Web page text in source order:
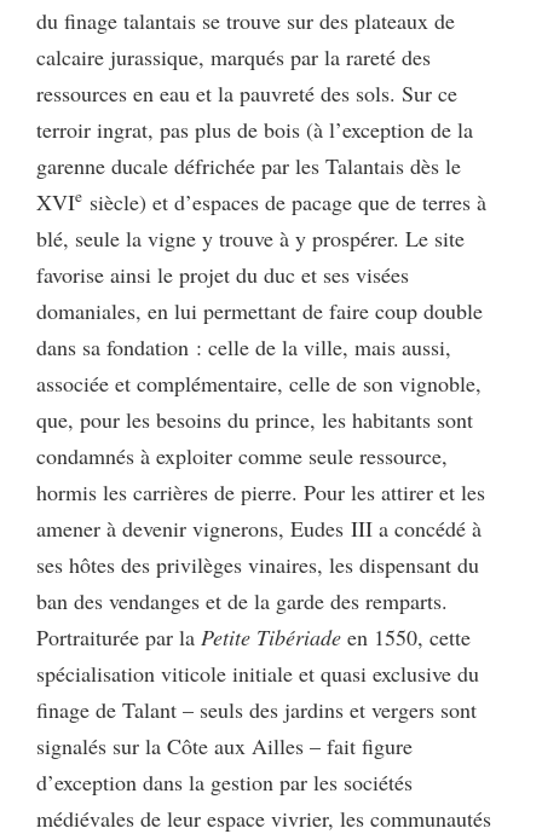
du finage talantais se trouve sur des plateaux de
calcaire jurassique, marqués par la rareté des
ressources en eau et la pauvreté des sols. Sur ce
terroir ingrat, pas plus de bois (à l’exception de la
garenne ducale défrichée par les Talantais dès le
XVIe siècle) et d’espaces de pacage que de terres à
blé, seule la vigne y trouve à y prospérer. Le site
favorise ainsi le projet du duc et ses visées
domaniales, en lui permettant de faire coup double
dans sa fondation : celle de la ville, mais aussi,
associée et complémentaire, celle de son vignoble,
que, pour les besoins du prince, les habitants sont
condamnés à exploiter comme seule ressource,
hormis les carrières de pierre. Pour les attirer et les
amener à devenir vignerons, Eudes III a concédé à
ses hôtes des privilèges vinaires, les dispensant du
ban des vendanges et de la garde des remparts.
Portraiturée par la Petite Tibériade en 1550, cette
spécialisation viticole initiale et quasi exclusive du
finage de Talant – seuls des jardins et vergers sont
signalés sur la Côte aux Ailles – fait figure
d’exception dans la gestion par les sociétés
médiévales de leur espace vivrier, les communautés